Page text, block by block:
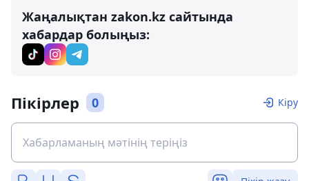
Жаңалықтан zakon.kz сайтында
хабардар болыңыз:
Пікірлер 0 Кіру